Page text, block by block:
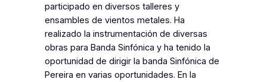
participado en diversos talleres y
ensambles de vientos metales. Ha
realizado la instrumentación de diversas
obras para Banda Sinfónica y ha tenido la
oportunidad de dirigir la banda Sinfónica de
Pereira en varias oportunidades. En la